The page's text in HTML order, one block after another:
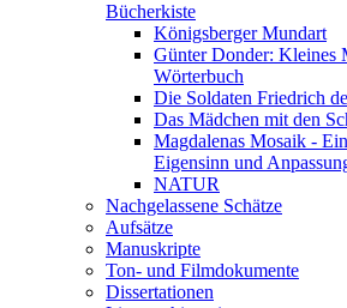
Bücherkiste
Königsberger Mundart
Günter Donder: Kleines
Wörterbuch
Die Soldaten Friedrich
Das Mädchen mit den
Magdalenas Mosaik -
Eigensinn und
NATUR
Nachgelassene Schätze
Aufsätze
Manuskripte
Ton- und Filmdokumente
Dissertationen